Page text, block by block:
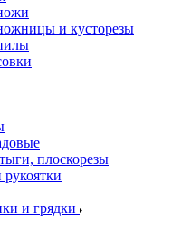
и кусторезы
плоскорезы
и грядки